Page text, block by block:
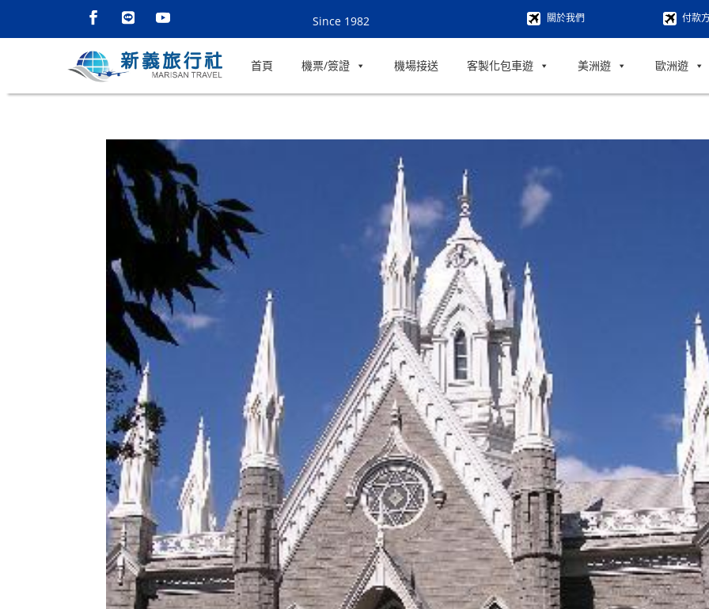
關於我們 付款
Since 1982
首頁 機票/簽證 機場接送 客製化包車遊 美洲遊 歐洲遊